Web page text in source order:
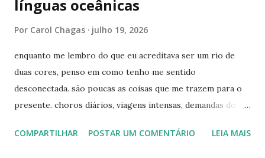
línguas oceânicas
Por Carol Chagas julho 19, 2026
enquanto me lembro do que eu acreditava ser um rio de
duas cores, penso em como tenho me sentido
desconectada. são poucas as coisas que me trazem para o
presente. choros diários, viagens intensas, demandas do
(como agora). não faço ideia de qual caminho devo seguir,
COMPARTILHAR POSTAR UM COMENTÁRIO LEIA MAIS